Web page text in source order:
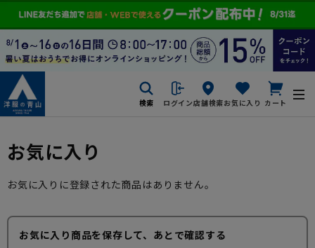
検索 ログイン店舗検索お気に入り カート
お気に入り
お気に入りに登録された商品はありません。
お気に入り商品を保存して、あとで確認する